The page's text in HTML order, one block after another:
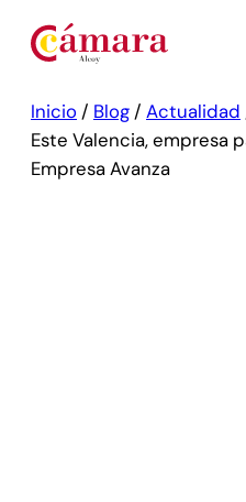
Inicio / Blog / Actualidad
Este Valencia, empresa
Empresa Avanza